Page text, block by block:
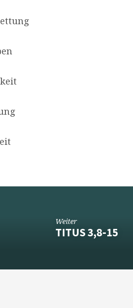
Weiter
TITUS 3,8-15